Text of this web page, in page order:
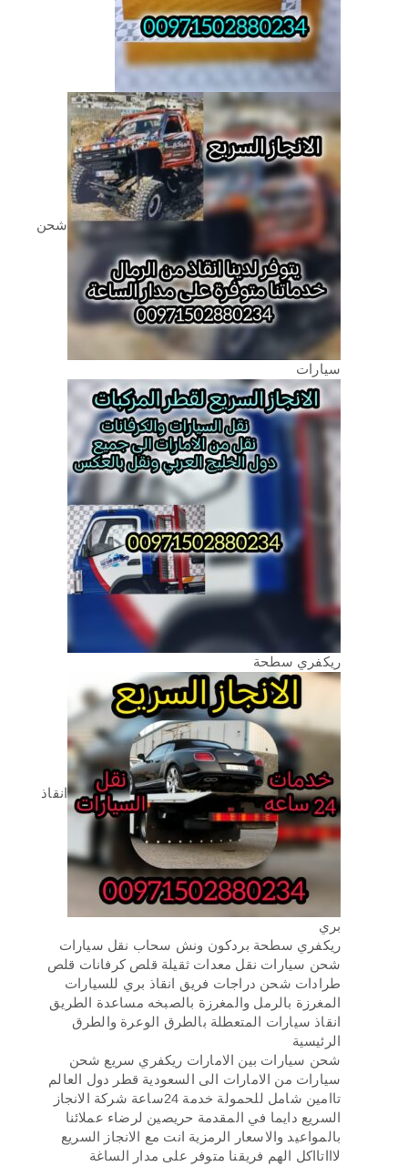
شحن
سيارات
ريكفري سطحة
انقاذ
بري
ريكفري سطحة بردكون ونش سحاب نقل سيارات
شحن سيارات نقل معدات ثقيلة قلص كرفانات قلص
طرادات شحن دراجات فريق انقاذ بري للسيارات
المغرزة بالرمل والمغرزة بالصبخه مساعدة الطريق
انقاذ سيارات المتعطلة بالطرق الوعرة والطرق
الرئيسية
شحن سيارات بين الامارات ريكفري سريع شحن
سيارات من الامارات الى السعودية قطر دول العالم
تاامين شامل للحمولة خدمة 24ساعة شركة الانجاز
السريع دايما في المقدمة حريصين لرضاء عملائنا
بالمواعيد والاسعار الرمزية انت مع الانجاز السريع
لاااتااكل الهم فريقنا متوفر على مدار الساغة